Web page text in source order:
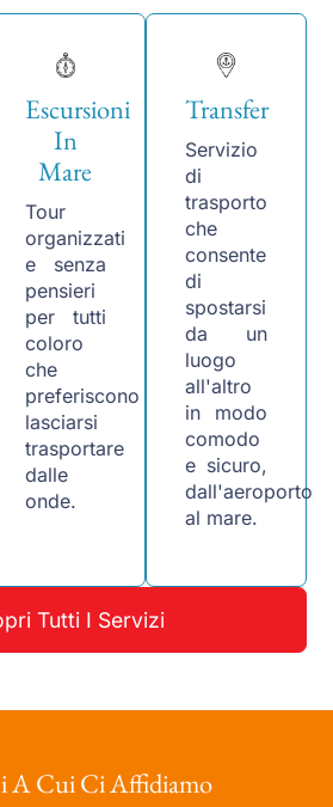
Escursioni
In
Mare
Tour
organizzati
e senza
pensieri
per tutti
coloro
che
preferiscono
lasciarsi
trasportare
dalle
onde.
Transfer
Servizio
di
trasporto
che
consente
di
spostarsi
da un
luogo
all'altro
in modo
comodo
e sicuro,
dall'aeroporto
al mare.
Tutti I Servizi
A Cui Ci Affidiamo